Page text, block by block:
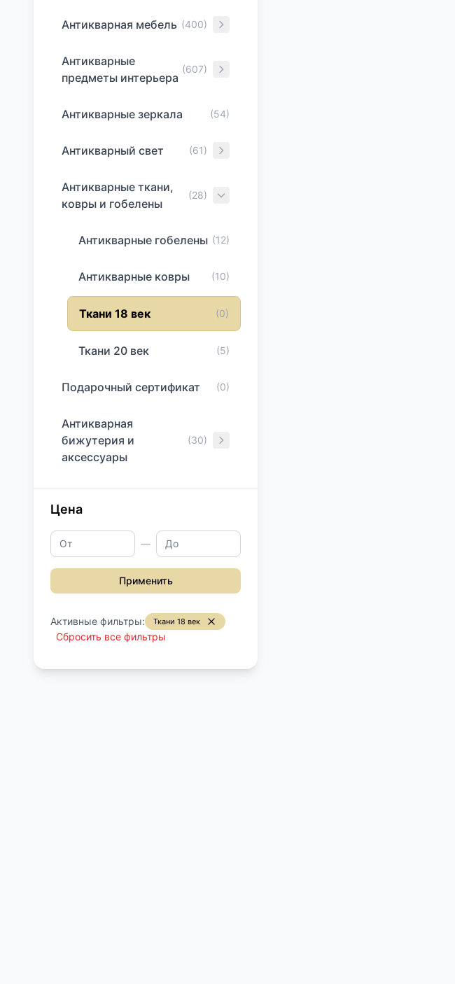
Антикварная мебель (400)
Антикварные
предметы интерьера
(607)
Антикварные зеркала (54)
Антикварный свет (61)
Антикварные ткани,
ковры и гобелены
(28)
Антикварные гобелены (12)
Антикварные ковры (10)
Ткани 18 век (0)
Ткани 20 век (5)
Подарочный сертификат (0)
Антикварная
бижутерия и
аксессуары
(30)
Цена
—
Применить
Активные фильтры: Ткани 18 век
Сбросить все фильтры